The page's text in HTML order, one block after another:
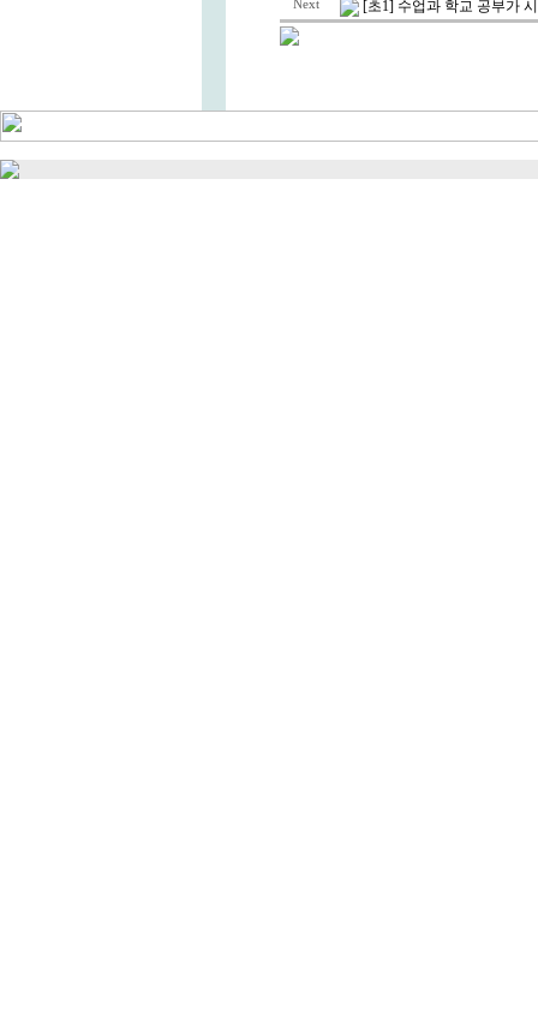
Next [초1] 수업과 학교 공부가